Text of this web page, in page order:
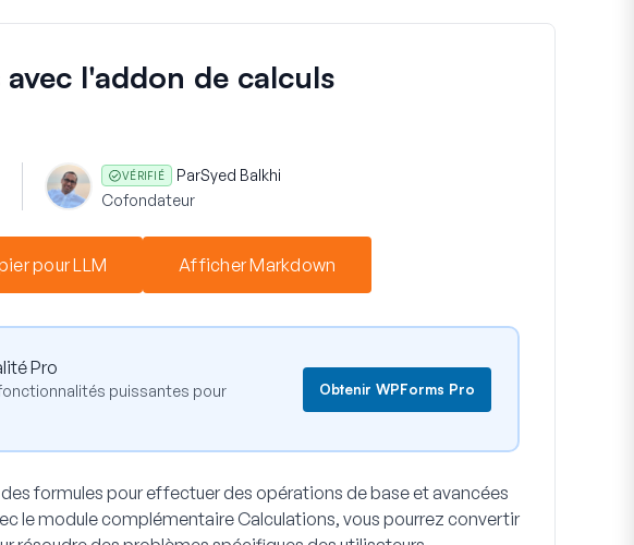
l'addon de calculs
VÉRIFIÉ ParSyed Balkhi
Cofondateur
pour LLM Afficher Markdown
Pro
puissantes pour
Obtenir WPForms Pro
formules pour effectuer des opérations de base et avancées
le module complémentaire Calculations, vous pourrez convertir